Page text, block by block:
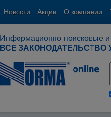
Новости Акции О компании
Информационно-поисковые и
ВСЕ ЗАКОНОДАТЕЛЬСТВО